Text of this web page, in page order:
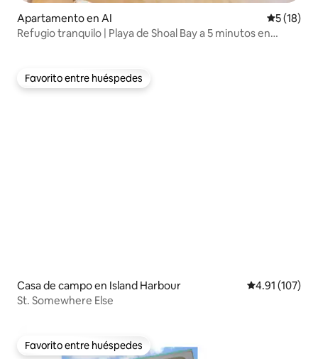
Apartamento en AI
5 (18)
Refugio tranquilo | Playa de Shoal Bay a 5 minutos en
Favorito entre huéspedes
Favorito entre huéspedes
Casa de campo en Island Harbour Calificación
4.91 (107)
St. Somewhere Else
Favorito entre huéspedes
Favorito entre huéspedes